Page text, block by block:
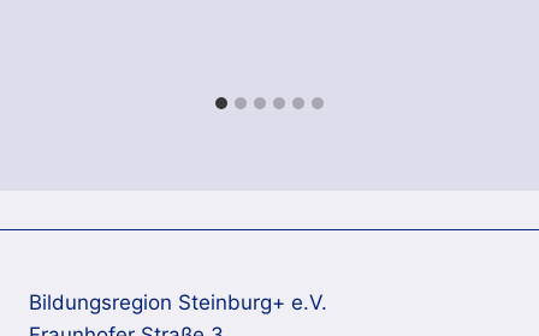
Bildungsregion Steinburg+ e.V.